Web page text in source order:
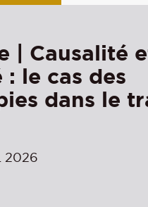
| Causalité
le cas des
dans le
2026